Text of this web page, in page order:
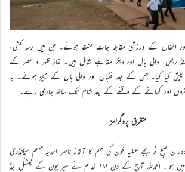
اطفال کے ورزشی مقابلہ جات منعقد ہوئے۔ جن میں رسہ کشی،
ریس، والی بال اور دیگر مقابلے شامل ہیں۔ نمازِ ظہر و عصر کے
پیش کیا گیا۔ جس کے بعد فٹبال اور والی بال کے میچز ہوئے۔ یہ
اور کھانے کے وقفے کے بعد شام تک ساتھ جاری رہے۔
متفرق پروگرامز
صبح نو بجے عطیہ خون کی مہم کا آغاز ناصر احمدیہ مسلم سیکنڈری
سکول کینیما کے کلاس رومز میں ہوا۔ الحمدللہ آج کے دن ۱۸۹ خدام نے سیرالیون کے نیشنل بلڈ